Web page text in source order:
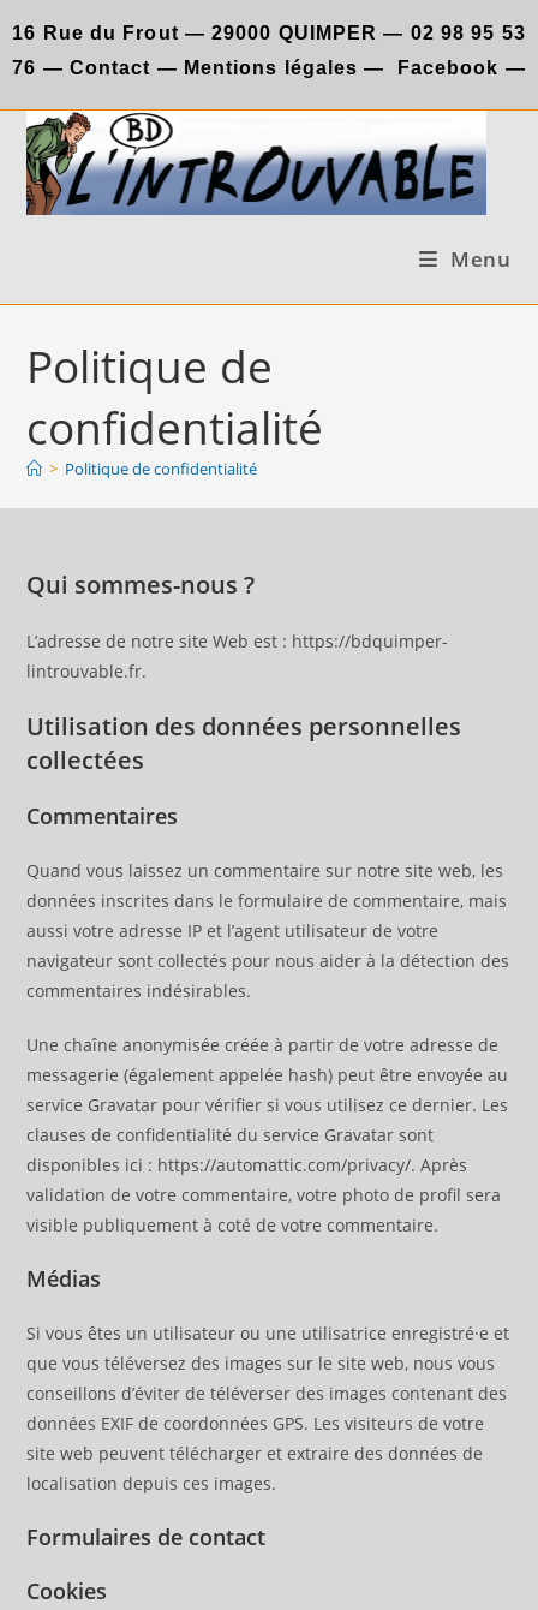
to
content
16 Rue du Frout —29000 QUIMPER — 02 98 95 53
76 — Contact — Mentions légales — Facebook —
Menu
Politique de
confidentialité
> Politique de confidentialité
Qui sommes-nous ?
L’adresse de notre site Web est : https://bdquimper-
lintrouvable.fr.
Utilisation des données personnelles
collectées
Commentaires
Quand vous laissez un commentaire sur notre site web, les
données inscrites dans le formulaire de commentaire, mais
aussi votre adresse IP et l’agent utilisateur de votre
navigateur sont collectés pour nous aider à la détection des
commentaires indésirables.
Une chaîne anonymisée créée à partir de votre adresse de
messagerie (également appelée hash) peut être envoyée au
service Gravatar pour vérifier si vous utilisez ce dernier. Les
clauses de confidentialité du service Gravatar sont
disponibles ici : https://automattic.com/privacy/. Après
validation de votre commentaire, votre photo de profil sera
visible publiquement à coté de votre commentaire.
Médias
Si vous êtes un utilisateur ou une utilisatrice enregistré·e et
que vous téléversez des images sur le site web, nous vous
conseillons d’éviter de téléverser des images contenant des
données EXIF de coordonnées GPS. Les visiteurs de votre
site web peuvent télécharger et extraire des données de
localisation depuis ces images.
Formulaires de contact
Cookies